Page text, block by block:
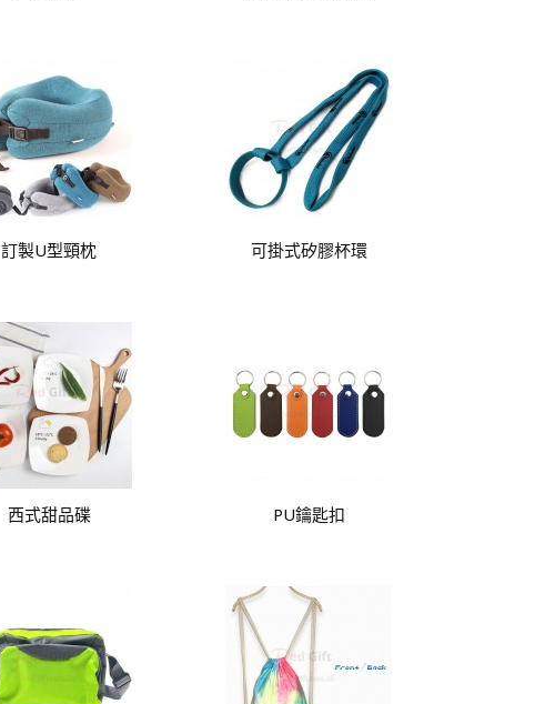
訂製U型頸枕 可掛式矽膠杯環
西式甜品碟 PU鑰匙扣